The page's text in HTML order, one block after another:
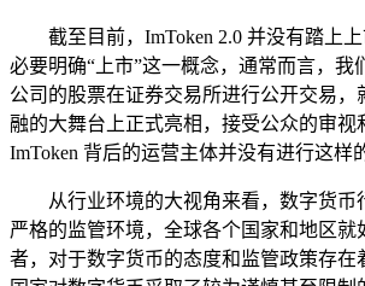
截至目前，ImToken 2.0 并没有踏上
必要明确“上市”这一概念，通常而言，我
公司的股票在证券交易所进行公开交易，
融的大舞台上正式亮相，接受公众的审视
ImToken 背后的运营主体并没有进行这样
从行业环境的大视角来看，数字货币
严格的监管环境，全球各个国家和地区就
者，对于数字货币的态度和监管政策存在